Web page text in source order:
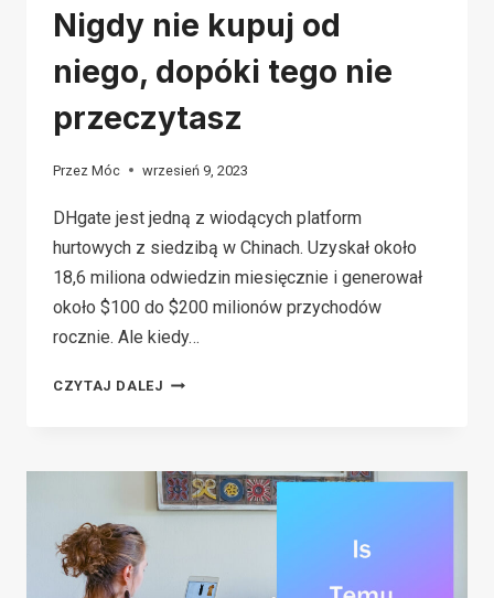
Nigdy nie kupuj od
niego, dopóki tego nie
przeczytasz
Przez Móc wrzesień 9, 2023
DHgate jest jedną z wiodących platform
hurtowych z siedzibą w Chinach. Uzyskał około
18,6 miliona odwiedzin miesięcznie i generował
około $100 do $200 milionów przychodów
rocznie. Ale kiedy…
CZYTAJ DALEJ CZY
LEGALNE?
NIGDY